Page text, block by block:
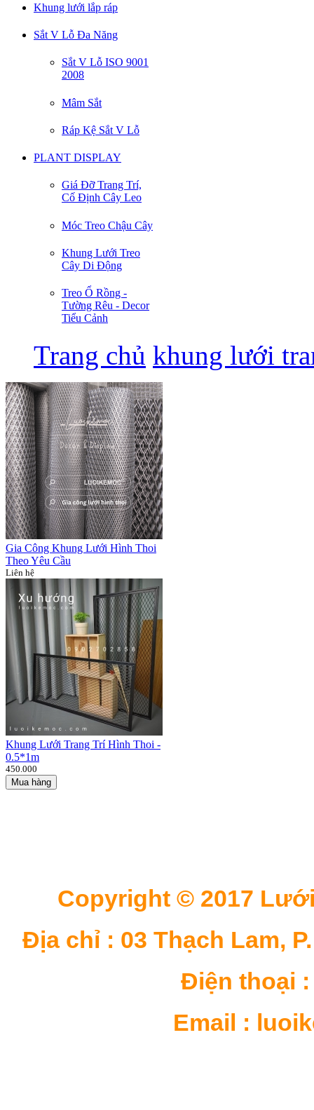
Khung lưới lắp ráp
Sắt V Lỗ Đa Năng
Sắt V Lỗ ISO 9001
2008
Mâm Sắt
Ráp Kệ Sắt V Lỗ
PLANT DISPLAY
Giá Đỡ Trang Trí,
Cố Định Cây Leo
Móc Treo Chậu Cây
Khung Lưới Treo
Cây Di Động
Treo Ổ Rồng -
Tường Rêu - Decor
Tiểu Cảnh
Trang chủ khung lưới
Gia Công Khung Lưới Hình Thoi
Theo Yêu Cầu
Liên hệ
Khung Lưới Trang Trí Hình Thoi -
0.5*1m
450.000
Copyright © 2017
Địa chỉ : 03 Thạch Lam,
Điện thoại :
Email :